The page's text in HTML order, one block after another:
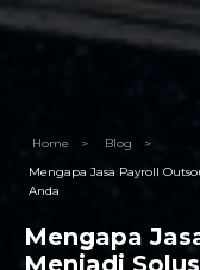
Home > Blog
>
Mengapa Jasa Payroll
Anda
Mengapa
Menjadi